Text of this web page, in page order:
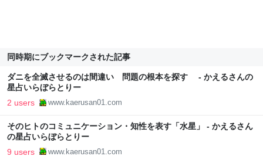
同時期にブックマークされた記事
ダニを全滅させるのは間違い 問題の根本を探す - かえるさんの
星占いらぼらとりー
2 users www.kaerusan01.com
そのヒトのコミュニケーション・知性を表す「水星」 - かえるさん
の星占いらぼらとりー
9 users www.kaerusan01.com